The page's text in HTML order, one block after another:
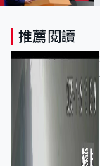
推薦閱讀